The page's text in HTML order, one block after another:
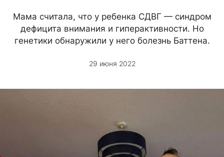
Мама считала, что у ребенка СДВГ — синдром
дефицита внимания и гиперактивности. Но
генетики обнаружили у него болезнь Баттена.
29 июня 2022